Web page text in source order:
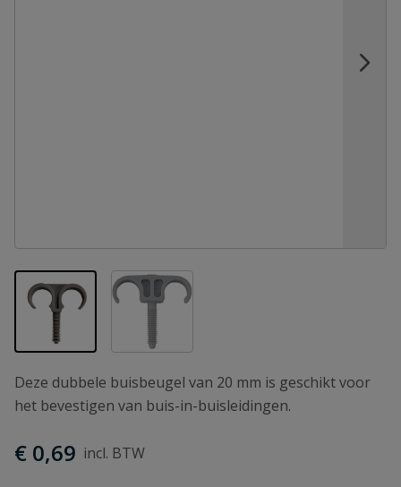
View larger imageView larger image
Deze dubbele buisbeugel van 20 mm is geschikt voor
het bevestigen van buis-in-buisleidingen.
€ 0,69